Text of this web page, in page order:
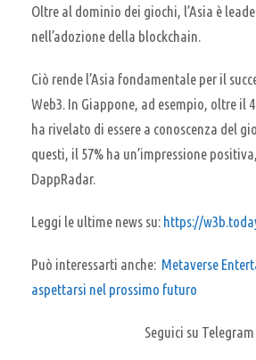
Oltre al dominio dei giochi, l’Asia è
nell’adozione della blockchain.
Ciò rende l’Asia fondamentale per il
Web3. In Giappone, ad esempio, oltre il
ha rivelato di essere a conoscenza del
questi, il 57% ha un’impressione
DappRadar.
Leggi le ultime news su: https://
Può interessarti anche: Metaverse
aspettarsi nel prossimo futuro
Seguici su Telegram